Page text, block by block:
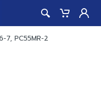
7, PC55MR-2